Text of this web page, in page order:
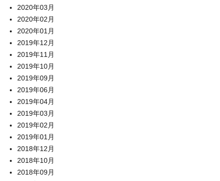
2020年03月
2020年02月
2020年01月
2019年12月
2019年11月
2019年10月
2019年09月
2019年06月
2019年04月
2019年03月
2019年02月
2019年01月
2018年12月
2018年10月
2018年09月